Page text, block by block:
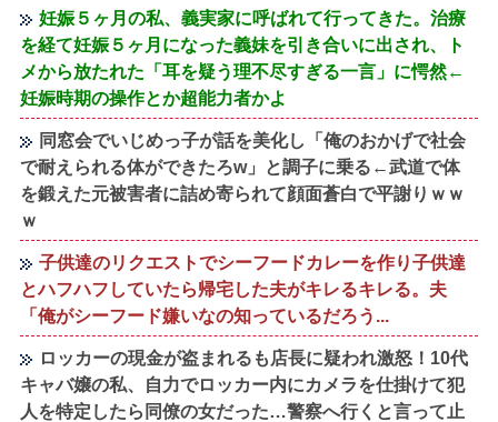
妊娠５ヶ月の私、義実家に呼ばれて行ってきた。治療
を経て妊娠５ヶ月になった義妹を引き合いに出され、ト
メから放たれた「耳を疑う理不尽すぎる一言」に愕然←
妊娠時期の操作とか超能力者かよ
同窓会でいじめっ子が話を美化し「俺のおかげで社会
で耐えられる体ができたろw」と調子に乗る←武道で体
を鍛えた元被害者に詰め寄られて顔面蒼白で平謝りｗｗ
ｗ
子供達のリクエストでシーフードカレーを作り子供達
とハフハフしていたら帰宅した夫がキレるキレる。夫
「俺がシーフード嫌いなの知っているだろう...
ロッカーの現金が盗まれるも店長に疑われ激怒！10代
キャバ嬢の私、自力でロッカー内にカメラを仕掛けて犯
人を特定したら同僚の女だった…警察へ行くと言って止